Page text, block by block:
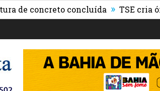
concreto concluída » TSE cria órgão